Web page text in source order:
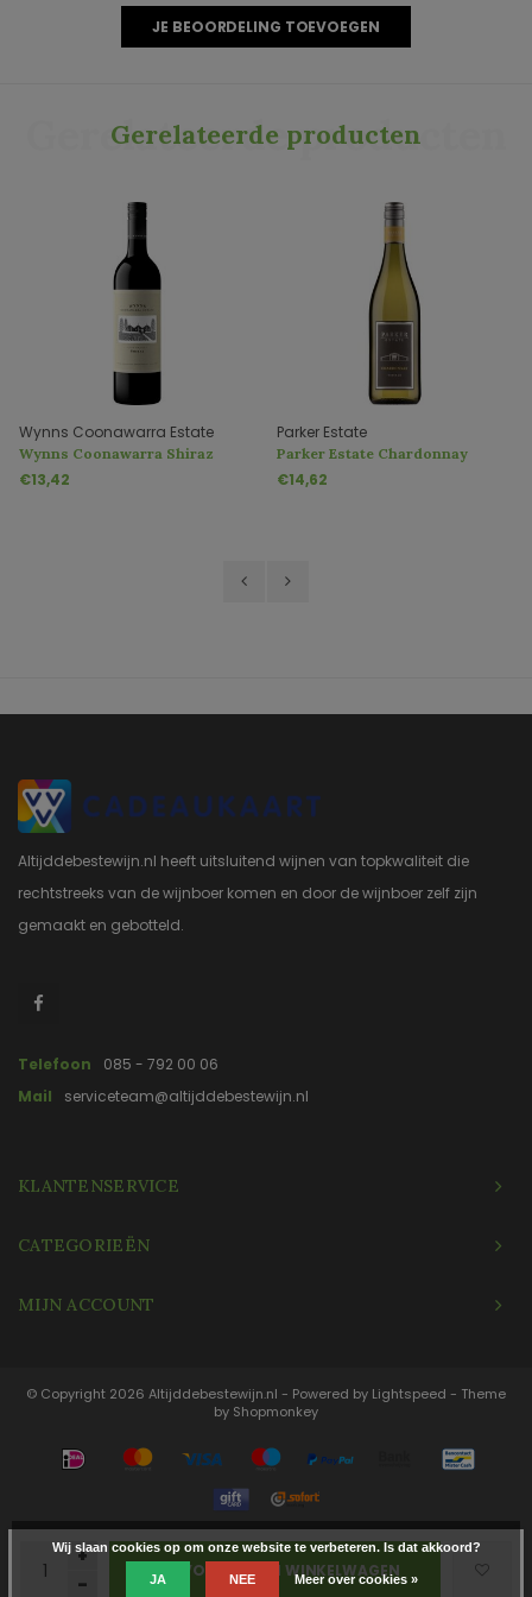
+
-
TOEVOEGEN AAN WINKELWAGEN
JE BEOORDELING TOEVOEGEN
Gerelateerde producten
Gerelateerde producten
Wynns Coonawarra Estate
Wynns Coonawarra Shiraz
€13,42
Parker Estate
Parker Estate Chardonnay
€14,62
Altijddebestewijn.nl heeft uitsluitend wijnen van topkwaliteit die
rechtstreeks van de wijnboer komen en door de wijnboer zelf zijn
gemaakt en gebotteld.
Telefoon
085 - 792 00 06
Mail
serviceteam@altijddebestewijn.nl
KLANTENSERVICE
CATEGORIEËN
MIJN ACCOUNT
© Copyright 2026 Altijddebestewijn.nl - Powered by Lightspeed - Theme
by Shopmonkey
Wij slaan cookies op om onze website te verbeteren. Is dat akkoord?
JA NEE Meer over cookies »